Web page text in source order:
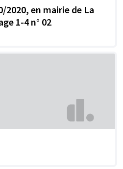
2020, en mairie de La
1-4 n° 02